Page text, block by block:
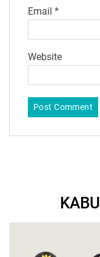
Email *
Website